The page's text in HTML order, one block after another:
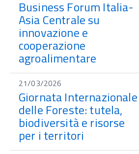
Business Forum Italia-
Asia Centrale su
innovazione e
cooperazione
agroalimentare
21/03/2026
Giornata Internazionale
delle Foreste: tutela,
biodiversità e risorse
per i territori